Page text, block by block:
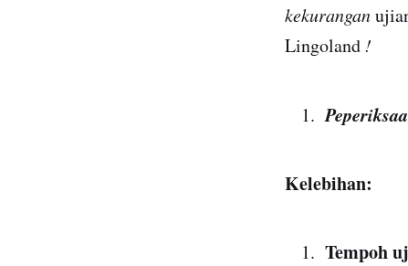
kekurangan
Lingoland !
Kelebihan:
Tempoh